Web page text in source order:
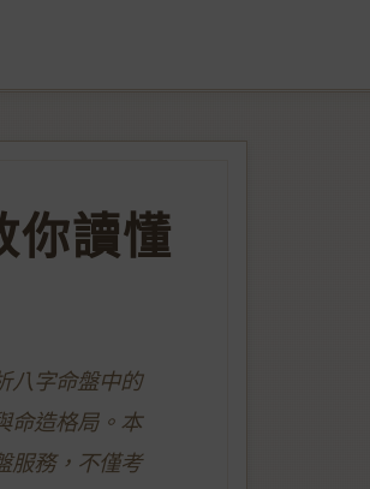
你讀懂
八字命盤中的
命造格局。本
服務，不僅考